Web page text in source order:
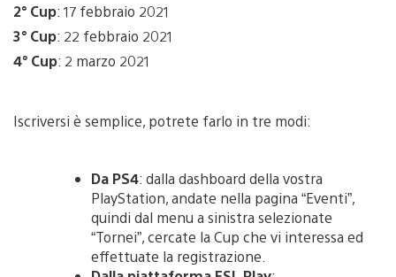
2° Cup: 17 febbraio 2021
3° Cup: 22 febbraio 2021
4° Cup: 2 marzo 2021
Iscriversi è semplice, potrete farlo in tre modi:
Da PS4: dalla dashboard della vostra
PlayStation, andate nella pagina “Eventi”,
quindi dal menu a sinistra selezionate
“Tornei”, cercate la Cup che vi interessa ed
effettuate la registrazione.